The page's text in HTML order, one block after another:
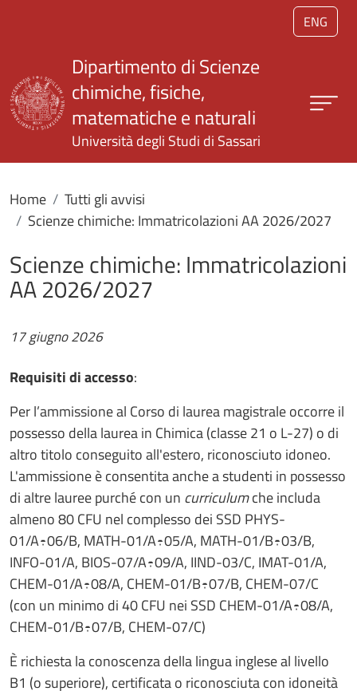
Salta al contenuto principale
ENG
Dipartimento di Scienze
chimiche, fisiche,
matematiche e naturali
Università degli Studi di Sassari
Home
Tutti gli avvisi
Scienze chimiche: Immatricolazioni AA 2026/2027
Scienze chimiche: Immatricolazioni
AA 2026/2027
17 giugno 2026
Requisiti di accesso:
Per l’ammissione al Corso di laurea magistrale occorre il
possesso della laurea in Chimica (classe 21 o L-27) o di
altro titolo conseguito all'estero, riconosciuto idoneo.
L'ammissione è consentita anche a studenti in possesso
di altre lauree purché con un curriculumche includa
almeno 80 CFU nel complesso dei SSD PHYS-
01/A÷06/B, MATH-01/A÷05/A, MATH-01/B÷03/B,
INFO-01/A, BIOS-07/A÷09/A, IIND-03/C, IMAT-01/A,
CHEM-01/A÷08/A, CHEM-01/B÷07/B, CHEM-07/C
(con un minimo di 40 CFU nei SSD CHEM-01/A÷08/A,
CHEM-01/B÷07/B, CHEM-07/C)
È richiesta la conoscenza della lingua inglese al livello
B1 (o superiore), certificata o riconosciuta con idoneità